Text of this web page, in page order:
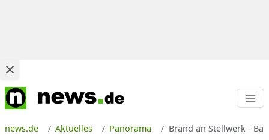
news.de Aktuelles Panorama Brand an Stellwerk -